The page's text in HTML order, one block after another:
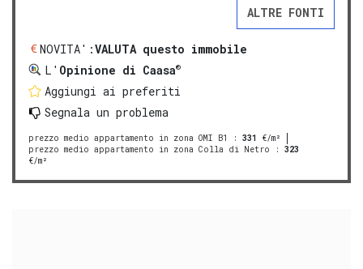
ALTRE FONTI
NOVITA':VALUTA questo immobile
L' Opinione di Caasa®
Aggiungi ai preferiti
Segnala un problema
prezzo medio appartamento in zona OMI B1 : 331
€/m²
prezzo medio appartamento in zona Colla di Netro : 323
€/m²